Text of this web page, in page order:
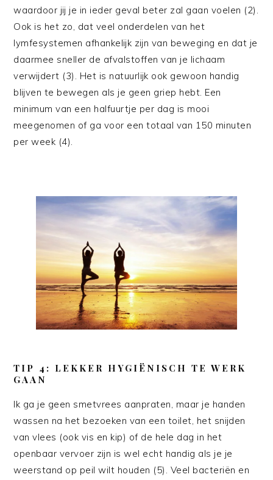
waardoor jij je in ieder geval beter zal gaan voelen (2).
Ook is het zo, dat veel onderdelen van het
lymfesystemen afhankelijk zijn van beweging en dat je
daarmee sneller de afvalstoffen van je lichaam
verwijdert (3). Het is natuurlijk ook gewoon handig
blijven te bewegen als je geen griep hebt. Een
minimum van een halfuurtje per dag is mooi
meegenomen of ga voor een totaal van 150 minuten
per week (4).
TIP 4: LEKKER HYGIËNISCH TE WERK
GAAN
Ik ga je geen smetvrees aanpraten, maar je handen
wassen na het bezoeken van een toilet, het snijden
van vlees (ook vis en kip) of de hele dag in het
openbaar vervoer zijn is wel echt handig als je je
weerstand op peil wilt houden (5). Veel bacteriën en